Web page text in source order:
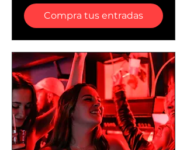
Compra tus entradas